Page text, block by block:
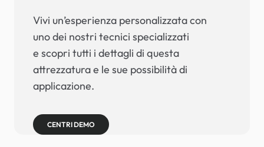
Vivi un’esperienza personalizzata con
uno dei nostri tecnici specializzati
e scopri tutti i dettagli di questa
attrezzatura e le sue possibilità di
applicazione.
CENTRI DEMO